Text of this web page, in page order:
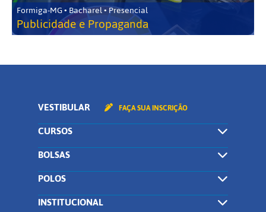
Formiga-MG • Bacharel • Presencial
Publicidade e Propaganda
VESTIBULAR FAÇA SUA INSCRIÇÃO
CURSOS
BOLSAS
POLOS
INSTITUCIONAL